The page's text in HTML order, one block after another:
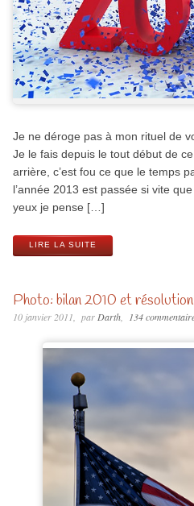
Je ne déroge pas à mon rituel de
Je le fais depuis le tout début de
arrière, c’est fou ce que le temps
l’année 2013 est passée si vite
yeux je pense […]
LIRE LA SUITE
Photo: bilan 2010 et
10 janvier 2011 par Darth 134